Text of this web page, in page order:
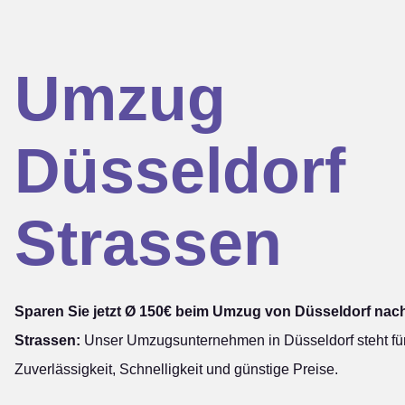
Umzug
Düsseldorf
Strassen
Sparen Sie jetzt Ø 150€ beim Umzug von Düsseldorf
Strassen: Unser Umzugsunternehmen in Düsseldorf steht
Zuverlässigkeit, Schnelligkeit und günstige Preise.